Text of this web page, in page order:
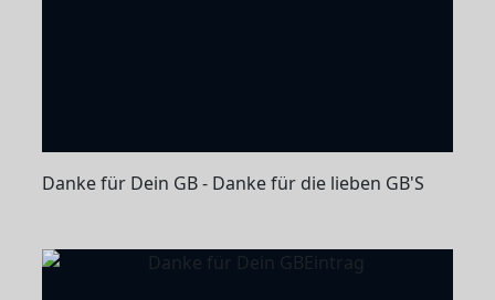
Danke für Dein GB - Danke für die lieben GB'S